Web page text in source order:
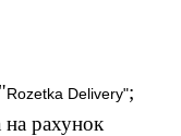
Rozetka Delivery";
на рахунок